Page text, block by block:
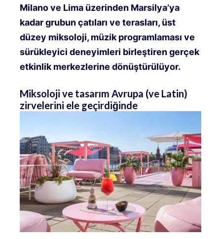
Milano ve Lima üzerinden Marsilya’ya
kadar grubun çatıları ve terasları, üst
düzey miksoloji, müzik programlaması ve
sürükleyici deneyimleri birleştiren gerçek
etkinlik merkezlerine dönüştürülüyor.
Miksoloji ve tasarım Avrupa (ve Latin)
zirvelerini ele geçirdiğinde